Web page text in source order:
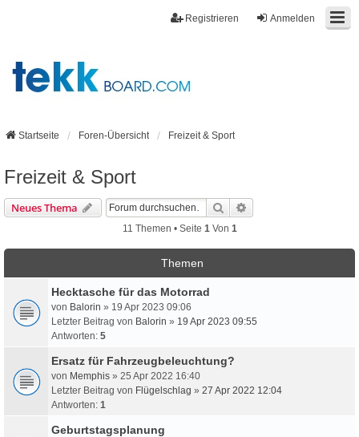
Anmelden
Registrieren
Startseite Foren-Übersicht Freizeit & Sport
Freizeit & Sport
Neues Thema Suche
11 Themen • Seite 1Von 1
Themen
Hecktasche für das Motorrad
von Balorin » 19 Apr 2023 09:06
Letzter Beitrag von Balorin » 19 Apr 2023 09:55
Antworten: 5
Ersatz für Fahrzeugbeleuchtung?
von Memphis » 25 Apr 2022 16:40
Letzter Beitrag von Flügelschlag » 27 Apr 2022 12:04
Antworten: 1
Geburtstagsplanung